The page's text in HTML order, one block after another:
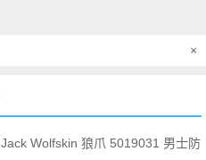
×
Jack Wolfskin 狼爪 5019031 男士防